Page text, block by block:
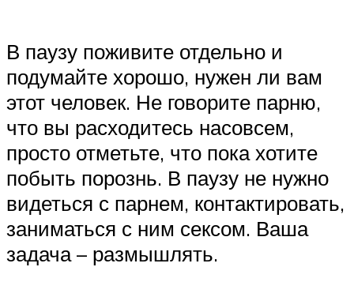
В паузу поживите отдельно и
подумайте хорошо, нужен ли вам
этот человек. Не говорите парню,
что вы расходитесь насовсем,
просто отметьте, что пока хотите
побыть порознь. В паузу не нужно
видеться с парнем, контактировать,
заниматься с ним сексом. Ваша
задача – размышлять.